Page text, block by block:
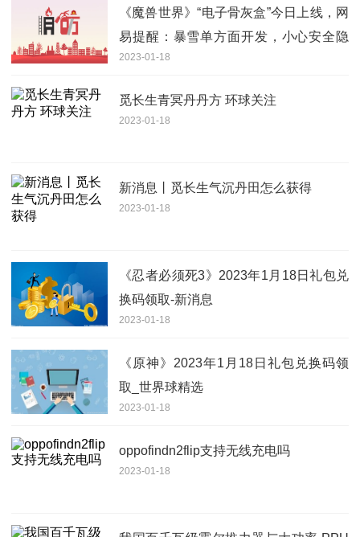
《魔兽世界》“电子骨灰盒”今日上线，网
易提醒：暴雪单方面开发，小心安全隐
患
2023-01-18
觅长生青冥丹丹方 环球关注
2023-01-18
新消息丨觅长生气沉丹田怎么获得
2023-01-18
《忍者必须死3》2023年1月18日礼包兑
换码领取-新消息
2023-01-18
《原神》2023年1月18日礼包兑换码领
取_世界球精选
2023-01-18
oppofindn2flip支持无线充电吗
2023-01-18